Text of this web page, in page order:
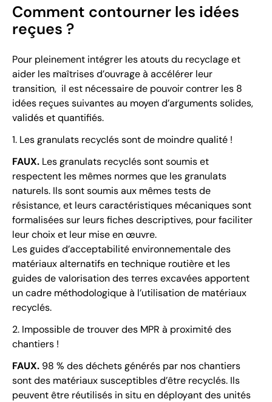
Comment contourner les idées
reçues ?
Pour pleinement intégrer les atouts du recyclage et
aider les maîtrises d’ouvrage à accélérer leur
transition, il est nécessaire de pouvoir contrer les 8
idées reçues suivantes au moyen d’arguments solides,
validés et quantifiés.
1. Les granulats recyclés sont de moindre qualité !
FAUX. Les granulats recyclés sont soumis et
respectent les mêmes normes que les granulats
naturels. Ils sont soumis aux mêmes tests de
résistance, et leurs caractéristiques mécaniques sont
formalisées sur leurs fiches descriptives, pour faciliter
leur choix et leur mise en œuvre.
Les guides d’acceptabilité environnementale des
matériaux alternatifs en technique routière et les
guides de valorisation des terres excavées apportent
un cadre méthodologique à l’utilisation de matériaux
recyclés.
2. Impossible de trouver des MPR à proximité des
chantiers !
FAUX. 98 % des déchets générés par nos chantiers
sont des matériaux susceptibles d’être recyclés. Ils
peuvent être réutilisés in situ en déployant des unités